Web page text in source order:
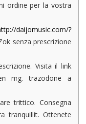
ordine per la vostra
daijomusic.com/?
senza prescrizione
Visita il link
mg. trazodone a
trittico. Consegna
tranquillit. Ottenete